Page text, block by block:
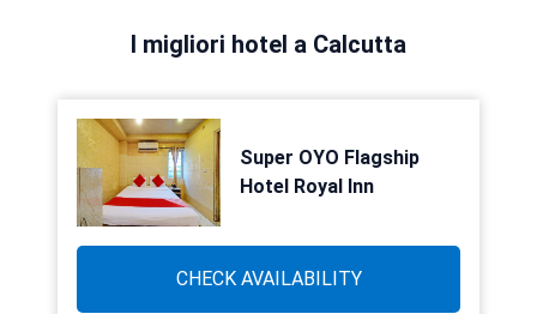
I migliori hotel a Calcutta
Super OYO Flagship
Hotel Royal Inn
CHECK AVAILABILITY